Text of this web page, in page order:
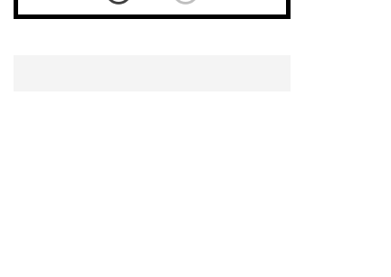
مروع.. جوشوا يفوز على برينغا